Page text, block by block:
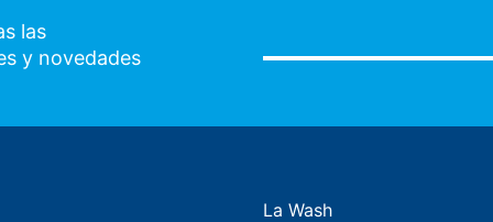
las
y novedades
La Wash